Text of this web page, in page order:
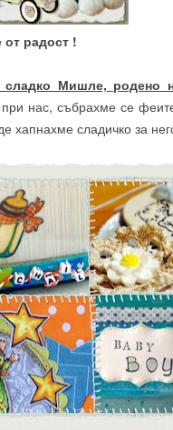
радост !
сладко Мишле, родено
нас, събрахме се
хапнахме сладичко за